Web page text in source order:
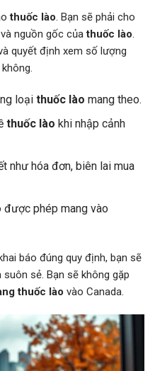
thuốc lào. Bạn sẽ phải cho
nguồn gốc củathuốc lào.
quyết định xem số lượng
loại thuốc lào mang theo.
thuốc lào khi nhập cảnh
như hóa đơn, biên lai mua
được phép mang vào
báo đúng quy định, bạn sẽ
sẻ. Bạn sẽ không gặp
thuốc lào vào Canada.